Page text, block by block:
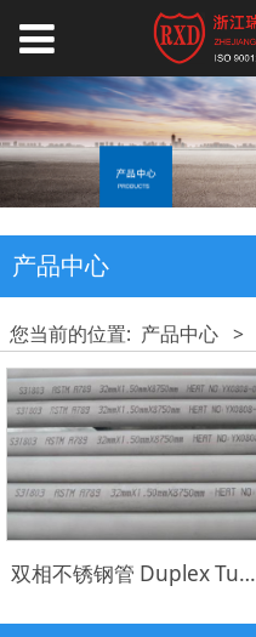
产品中心
您当前的位置: 产品中心 >
双相不锈钢管 Duplex Tube